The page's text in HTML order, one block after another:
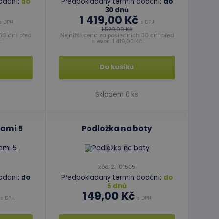
s DPH
dní před
30 dnů
1 419,00 Kč s DPH
1 520,00 Kč
Nejnižší cena za posledních 30 dní před
slevou: 1 419,00 Kč
Do košíku
Skladem 0 ks
5
do
s DPH
Podložka na boty
kód: 2F 01505
Předpokládaný termín dodání: do
5 dnů
149,00 Kč s DPH
k
Script.com
- což je
požadavku
koncový